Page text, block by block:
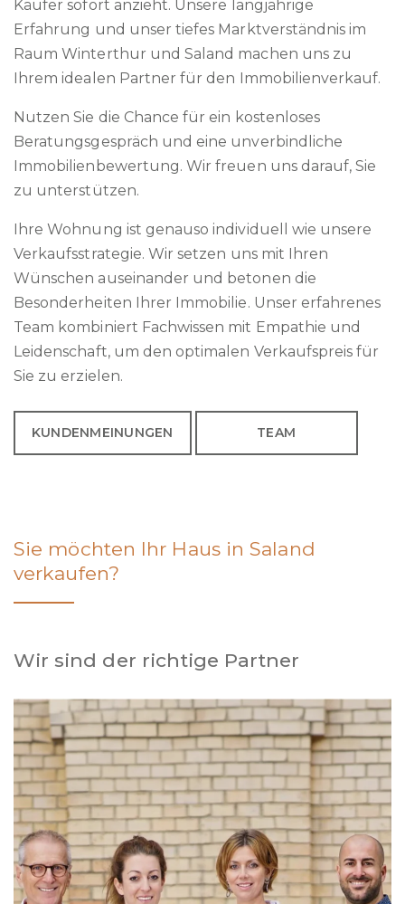
Käufer sofort anzieht. Unsere langjährige
Erfahrung und unser tiefes Marktverständnis im
Raum Winterthur und Saland machen uns zu
Ihrem idealen Partner für den Immobilienverkauf.
Nutzen Sie die Chance für ein kostenloses
Beratungsgespräch und eine unverbindliche
Immobilienbewertung. Wir freuen uns darauf, Sie
zu unterstützen.
Ihre Wohnung ist genauso individuell wie unsere
Verkaufsstrategie. Wir setzen uns mit Ihren
Wünschen auseinander und betonen die
Besonderheiten Ihrer Immobilie. Unser erfahrenes
Team kombiniert Fachwissen mit Empathie und
Leidenschaft, um den optimalen Verkaufspreis für
Sie zu erzielen.
KUNDENMEINUNGEN TEAM
Sie möchten Ihr Haus in Saland
verkaufen?
Wir sind der richtige Partner